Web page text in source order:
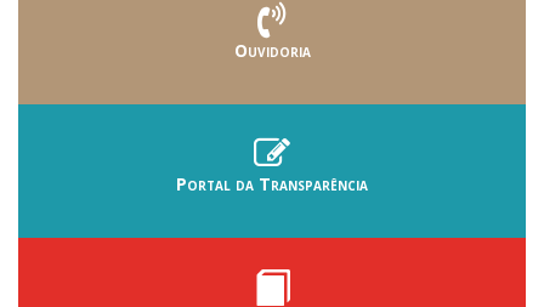
Ouvidoria
Portal da Transparência